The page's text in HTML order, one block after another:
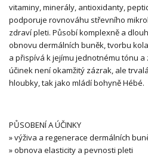
vitaminy, minerály, antioxidanty,
podporuje rovnováhu střevního
zdraví pleti. Působí komplexně a
obnovu dermálních buněk, tvorbu
a přispívá k jejímu jednotnému tónu a
účinek není okamžitý zázrak, ale
hloubky, tak jako mládí bohyně Hébé.
PŮSOBENÍ A ÚČINKY
» výživa a regenerace dermálních
» obnova elasticity a pevnosti pleti